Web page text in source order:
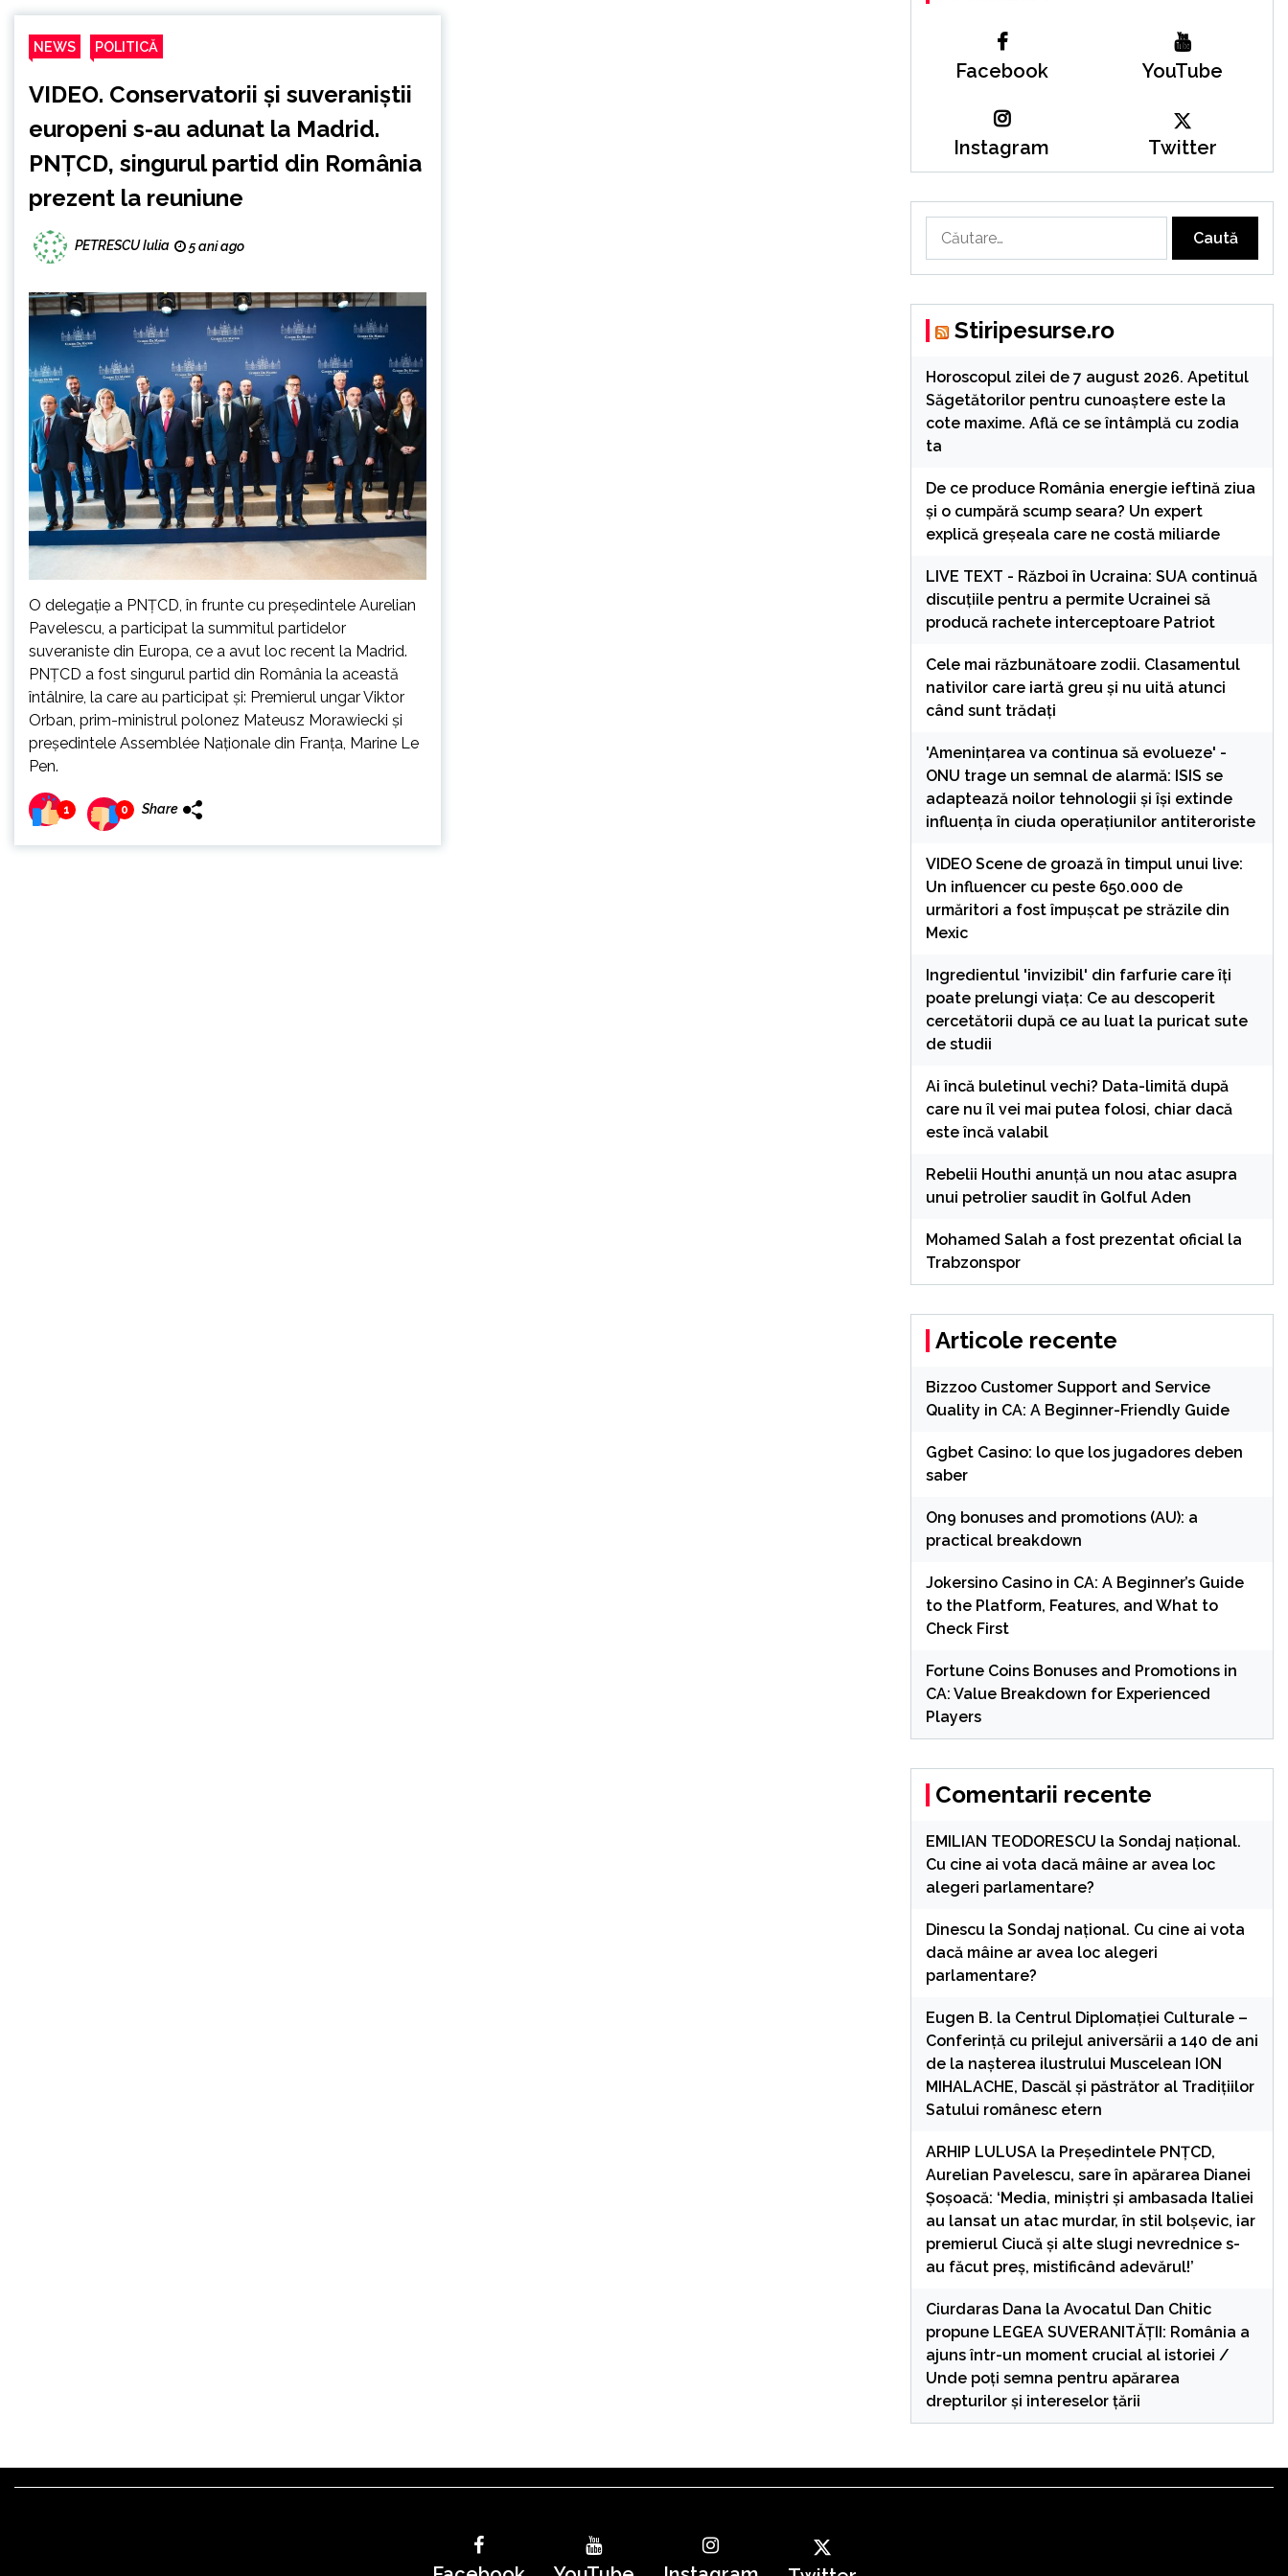
NEWS POLITICĂ
VIDEO. Conservatorii și suveraniștii
europeni s-au adunat la Madrid.
PNȚCD, singurul partid din România
prezent la reuniune
PETRESCU Iulia 5 ani ago
O delegație a PNȚCD, în frunte cu președintele Aurelian
Pavelescu, a participat la summitul partidelor
suveraniste din Europa, ce a avut loc recent la Madrid.
PNȚCD a fost singurul partid din România la această
întâlnire, la care au participat și: Premierul ungar Viktor
Orban, prim-ministrul polonez Mateusz Morawiecki și
președintele Assemblée Naționale din Franța, Marine Le
Pen.
1 0 Share
Facebook YouTube
Instagram Twitter
după:
Stiripesurse.ro
Horoscopul zilei de 7 august 2026. Apetitul
Săgetătorilor pentru cunoaștere este la
cote maxime. Află ce se întâmplă cu zodia
ta
De ce produce România energie ieftină ziua
și o cumpără scump seara? Un expert
explică greșeala care ne costă miliarde
LIVE TEXT - Război în Ucraina: SUA continuă
discuțiile pentru a permite Ucrainei să
producă rachete interceptoare Patriot
Cele mai răzbunătoare zodii. Clasamentul
nativilor care iartă greu și nu uită atunci
când sunt trădați
'Amenințarea va continua să evolueze' -
ONU trage un semnal de alarmă: ISIS se
adaptează noilor tehnologii și își extinde
influența în ciuda operațiunilor antiteroriste
VIDEO Scene de groază în timpul unui live:
Un influencer cu peste 650.000 de
urmăritori a fost împușcat pe străzile din
Mexic
Ingredientul 'invizibil' din farfurie care îți
poate prelungi viața: Ce au descoperit
cercetătorii după ce au luat la puricat sute
de studii
Ai încă buletinul vechi? Data-limită după
care nu îl vei mai putea folosi, chiar dacă
este încă valabil
Rebelii Houthi anunță un nou atac asupra
unui petrolier saudit în Golful Aden
Mohamed Salah a fost prezentat oficial la
Trabzonspor
Articole recente
Bizzoo Customer Support and Service
Quality in CA: A Beginner-Friendly Guide
Ggbet Casino: lo que los jugadores deben
saber
On9 bonuses and promotions (AU): a
practical breakdown
Jokersino Casino in CA: A Beginner’s Guide
to the Platform, Features, and What to
Check First
Fortune Coins Bonuses and Promotions in
CA: Value Breakdown for Experienced
Players
Comentarii recente
EMILIAN TEODORESCU la Sondaj național.
Cu cine ai vota dacă mâine ar avea loc
alegeri parlamentare?
Dinescu la Sondaj național. Cu cine ai vota
dacă mâine ar avea loc alegeri
parlamentare?
Eugen B. la Centrul Diplomației Culturale –
Conferință cu prilejul aniversării a 140 de ani
de la nașterea ilustrului Muscelean ION
MIHALACHE, Dascăl și păstrător al Tradițiilor
Satului românesc etern
ARHIP LULUSAla Președintele PNȚCD,
Aurelian Pavelescu, sare în apărarea Dianei
Șoșoacă: ‘Media, miniștri și ambasada Italiei
au lansat un atac murdar, în stil bolșevic, iar
premierul Ciucă și alte slugi nevrednice s-
au făcut preș, mistificând adevărul!’
Ciurdaras Dana la Avocatul Dan Chitic
propune LEGEA SUVERANITĂȚII: România a
ajuns într-un moment crucial al istoriei /
Unde poți semna pentru apărarea
drepturilor și intereselor țării